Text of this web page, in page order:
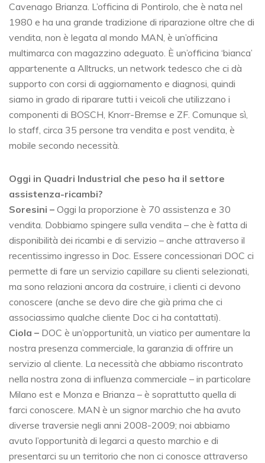
Cavenago Brianza. L’officina di Pontirolo, che è nata nel
1980 e ha una grande tradizione di riparazione oltre che di
vendita, non è legata al mondo MAN, è un’officina
multimarca con magazzino adeguato. È un’officina ‘bianca’
appartenente a Alltrucks, un network tedesco che ci dà
supporto con corsi di aggiornamento e diagnosi, quindi
siamo in grado di riparare tutti i veicoli che utilizzano i
componenti di BOSCH, Knorr-Bremse e ZF. Comunque sì,
lo staff, circa 35 persone tra vendita e post vendita, è
mobile secondo necessità.
Oggi in Quadri Industrial che peso ha il settore
assistenza-ricambi?
Soresini – Oggi la proporzione è 70 assistenza e 30
vendita. Dobbiamo spingere sulla vendita – che è fatta di
disponibilità dei ricambi e di servizio – anche attraverso il
recentissimo ingresso in Doc. Essere concessionari DOC ci
permette di fare un servizio capillare su clienti selezionati,
ma sono relazioni ancora da costruire, i clienti ci devono
conoscere (anche se devo dire che già prima che ci
associassimo qualche cliente Doc ci ha contattati).
Ciola – DOC è un’opportunità, un viatico per aumentare la
nostra presenza commerciale, la garanzia di offrire un
servizio al cliente. La necessità che abbiamo riscontrato
nella nostra zona di influenza commerciale – in particolare
Milano est e Monza e Brianza – è soprattutto quella di
farci conoscere. MAN è un signor marchio che ha avuto
diverse traversie negli anni 2008-2009; noi abbiamo
avuto l’opportunità di legarci a questo marchio e di
presentarci su un territorio che non ci conosce attraverso